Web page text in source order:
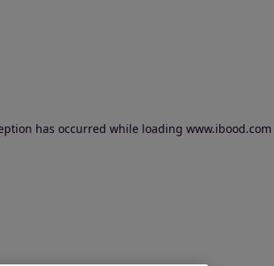
has occurred while loading www.ibood.com